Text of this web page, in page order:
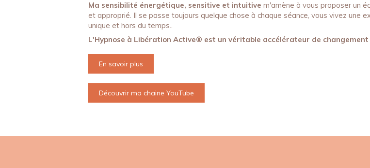
Ma sensibilité énergétique, sensitive et intuitive m'amène à vous proposer un
et approprié. Il se passe toujours quelque chose à chaque séance, vous vivez une
unique et hors du temps..
L'Hypnose à Libération Active® est un véritable accélérateur de changement
En savoir plus
Découvrir ma chaine YouTube